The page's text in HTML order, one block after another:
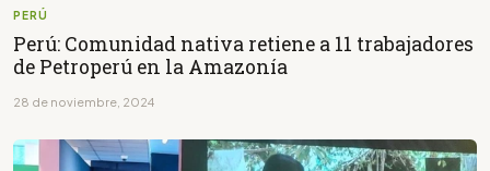
PERÚ
Perú: Comunidad nativa retiene a 11 trabajadores
de Petroperú en la Amazonía
28 de noviembre, 2024